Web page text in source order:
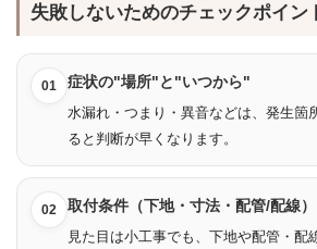
失敗しないためのチェックポイン
01 症状の"場所"と"いつから"
水漏れ・つまり・異音などは、発生箇
ると判断が早くなります。
02 取付条件（下地・寸法・配管/配線）
見た目は小工事でも、下地や配管・配